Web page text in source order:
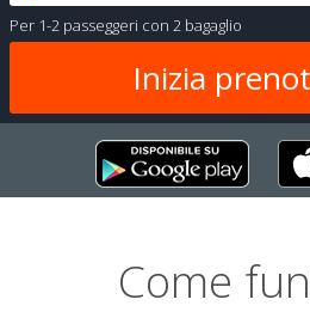
Per 1-2 passeggeri con 2 bagaglio
Come